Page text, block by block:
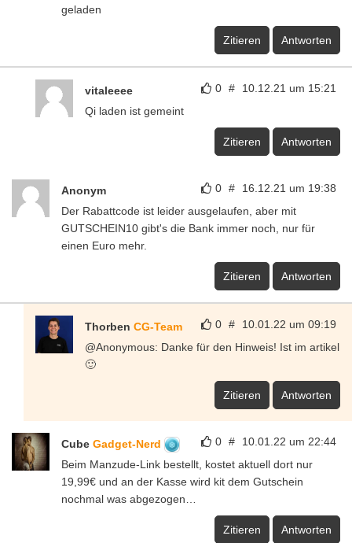
geladen
Zitieren Antworten
0 # 10.12.21 um 15:21
vitaleeee
Qi laden ist gemeint
Zitieren Antworten
0 # 16.12.21 um 19:38
Anonym
Der Rabattcode ist leider ausgelaufen, aber mit
GUTSCHEIN10 gibt's die Bank immer noch, nur für
einen Euro mehr.
Zitieren Antworten
0 # 10.01.22 um 09:19
Thorben CG-Team
@Anonymous: Danke für den Hinweis! Ist im artikel
🙂
Zitieren Antworten
0 # 10.01.22 um 22:44
Cube Gadget-Nerd
Beim Manzude-Link bestellt, kostet aktuell dort nur
19,99€ und an der Kasse wird kit dem Gutschein
nochmal was abgezogen…
Zitieren Antworten